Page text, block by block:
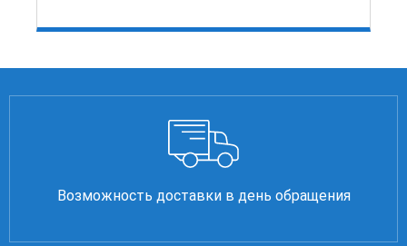
Возможность доставки в день обращения